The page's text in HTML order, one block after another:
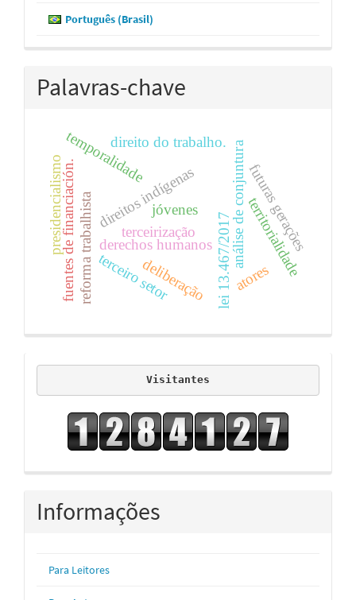
Português (Brasil)
Palavras-chave
derechos humanos lei 13.467/2017análise de conjuntura
reforma trabalhistadireitos indígenas territorialidade
temporalidade
jóvenes futuras gerações
fuentes de financiación.
direito do trabalho.
deliberação
presidencialismo terceirização
terceiro setor atores
visitors Visitantes
Informações
Para Leitores